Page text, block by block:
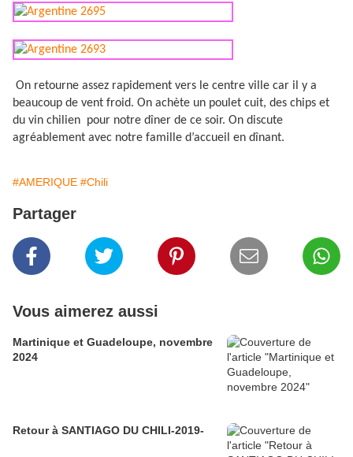
On retourne assez rapidement vers le centre ville car il y a
beaucoup de vent froid. On achète un poulet cuit, des chips et
du vin chilien pour notre dîner de ce soir. On discute
agréablement avec notre famille d’accueil en dînant.
#AMERIQUE #Chili
Partager
Vous aimerez aussi
Martinique et Guadeloupe, novembre
2024
Retour à SANTIAGO DU CHILI-2019-